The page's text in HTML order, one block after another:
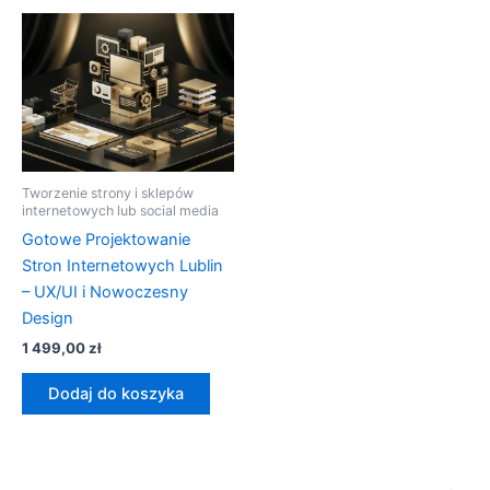
Tworzenie strony i sklepów
internetowych lub social media
Gotowe Projektowanie
Stron Internetowych Lublin
– UX/UI i Nowoczesny
Design
1 499,00zł
Dodaj do koszyka